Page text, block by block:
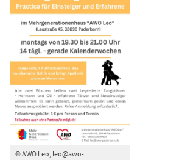
© AWO Leo, leo@awo-